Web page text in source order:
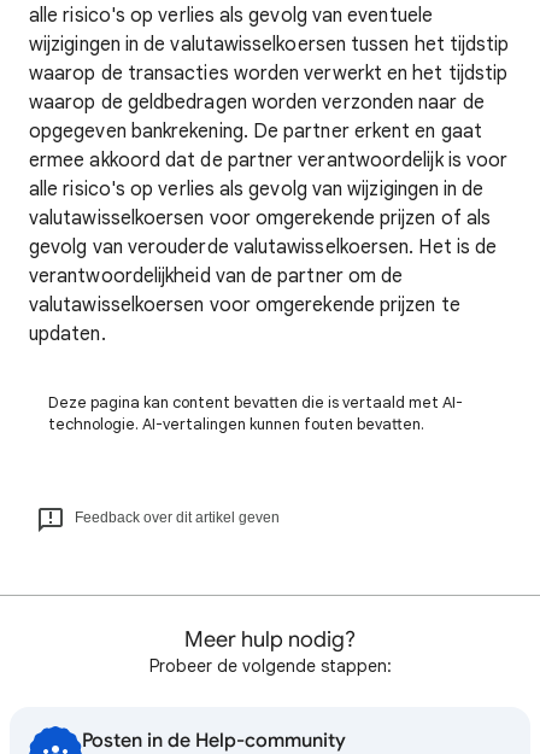
alle risico's op verlies als gevolg van eventuele
wijzigingen in de valutawisselkoersen tussen het tijdstip
waarop de transacties worden verwerkt en het tijdstip
waarop de geldbedragen worden verzonden naar de
opgegeven bankrekening. De partner erkent en gaat
ermee akkoord dat de partner verantwoordelijk is voor
alle risico's op verlies als gevolg van wijzigingen in de
valutawisselkoersen voor omgerekende prijzen of als
gevolg van verouderde valutawisselkoersen. Het is de
verantwoordelijkheid van de partner om de
valutawisselkoersen voor omgerekende prijzen te
updaten.
Deze pagina kan content bevatten die is vertaald met AI-
technologie. AI-vertalingen kunnen fouten bevatten.
Feedback over dit artikel geven
Meer hulp nodig?
Probeer de volgende stappen:
Posten in de Help-community